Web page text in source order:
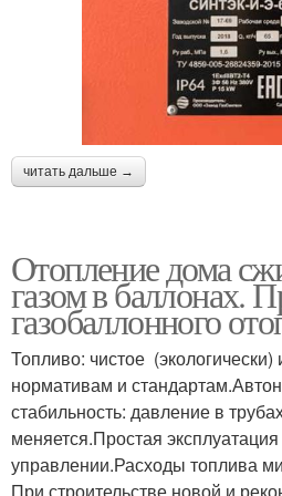
читать дальше →
Отопление дома
газом в баллонах.
газобаллонного
Топливо: чистое (экологически)
нормативам и
стабильность: давление в
меняется.Простая эксплуатация
управлении.Расходы топлива